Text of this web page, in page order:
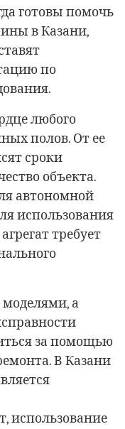
готовы помочь
в Казани,
по
любого
полов. От ее
сроки
объекта.
автономной
использования
требует
а
за помощью
В Казани
использование